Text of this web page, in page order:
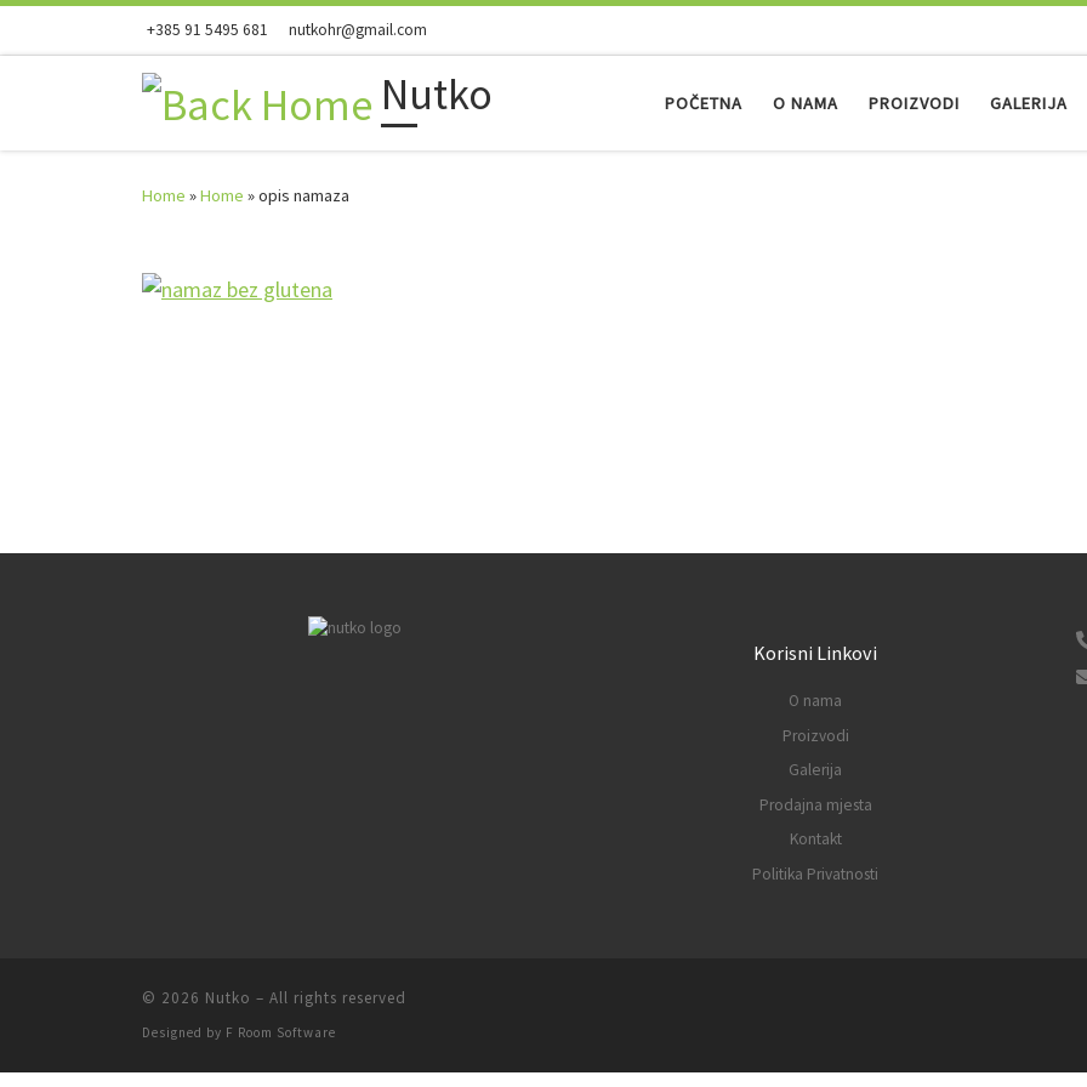
Skip to content+385 91 5495 681 nutkohr@gmail.com
Nutko POČETNA O NAMA PROIZVODI GALERIJA
Home »Home »opis namaza
Korisni Linkovi
O nama
Proizvodi
Galerija
Prodajna mjesta
Kontakt
Politika Privatnosti
© 2026 Nutko – All rights reserved
Designed by F Room Software